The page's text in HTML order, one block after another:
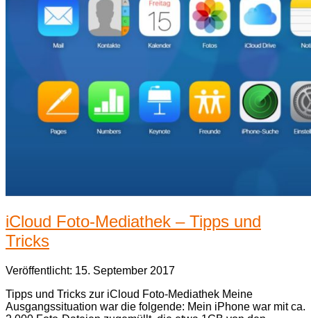
iCloud Foto-Mediathek – Tipps und
Tricks
Veröffentlicht: 15. September 2017
Tipps und Tricks zur iCloud Foto-Mediathek Meine
Ausgangssituation war die folgende: Mein iPhone war mit ca.